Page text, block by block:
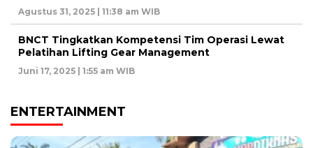
Agustus 31, 2025 | 11:38 am WIB
BNCT Tingkatkan Kompetensi Tim Operasi Lewat
Pelatihan Lifting Gear Management
Juni 17, 2025 | 1:55 am WIB
ENTERTAINMENT